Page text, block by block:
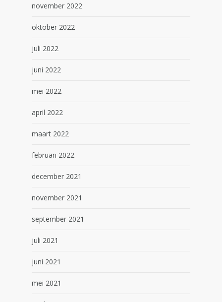
november 2022
oktober 2022
juli 2022
juni 2022
mei 2022
april 2022
maart 2022
februari 2022
december 2021
november 2021
september 2021
juli 2021
juni 2021
mei 2021